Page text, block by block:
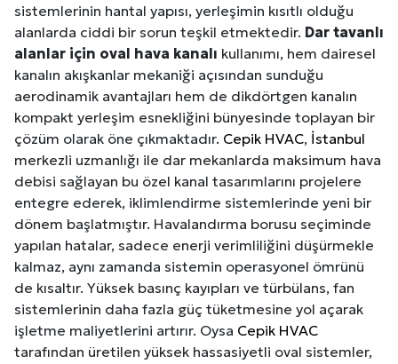
sistemlerinin hantal yapısı, yerleşimin kısıtlı olduğu
alanlarda ciddi bir sorun teşkil etmektedir. Dar tavanlı
alanlar için oval hava kanalı kullanımı, hem dairesel
kanalın akışkanlar mekaniği açısından sunduğu
aerodinamik avantajları hem de dikdörtgen kanalın
kompakt yerleşim esnekliğini bünyesinde toplayan bir
çözüm olarak öne çıkmaktadır. Cepik HVAC, İstanbul
merkezli uzmanlığı ile dar mekanlarda maksimum hava
debisi sağlayan bu özel kanal tasarımlarını projelere
entegre ederek, iklimlendirme sistemlerinde yeni bir
dönem başlatmıştır. Havalandırma borusu seçiminde
yapılan hatalar, sadece enerji verimliliğini düşürmekle
kalmaz, aynı zamanda sistemin operasyonel ömrünü
de kısaltır. Yüksek basınç kayıpları ve türbülans, fan
sistemlerinin daha fazla güç tüketmesine yol açarak
işletme maliyetlerini artırır. Oysa Cepik HVAC
tarafından üretilen yüksek hassasiyetli oval sistemler,